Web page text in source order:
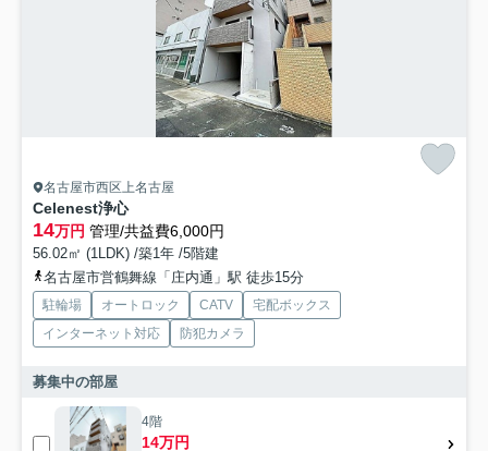
名古屋市西区上名古屋
Celenest浄心
14万円 管理/共益費6,000円
56.02㎡ (1LDK) /築1年 /5階建
名古屋市営鶴舞線「庄内通」駅 徒歩15分
駐輪場 オートロック CATV
宅配ボックス
インターネット対応
防犯カメラ
募集中の部屋
4階
14万円